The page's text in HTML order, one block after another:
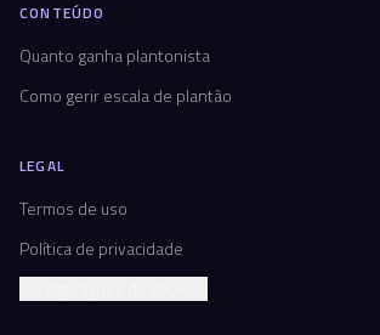
CONTEÚDO
Quanto ganha plantonista
Como gerir escala de plantão
LEGAL
Termos de uso
Política de privacidade